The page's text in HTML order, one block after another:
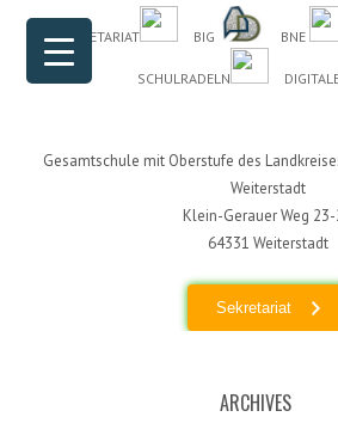
DAS SEKRETARIAT
BIG BNE
SCHULRADELN
Gesamtschule mit Oberstufe des
Weiterstadt
Klein-Gerauer Weg
64331 Weiterstadt
Sekretariat
ARCHIVES